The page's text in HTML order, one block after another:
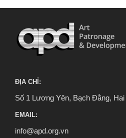
ĐỊA CHỈ:
Số 1 Lương Yên, Bạch Đằng,
EMAIL:
info@apd.org.vn